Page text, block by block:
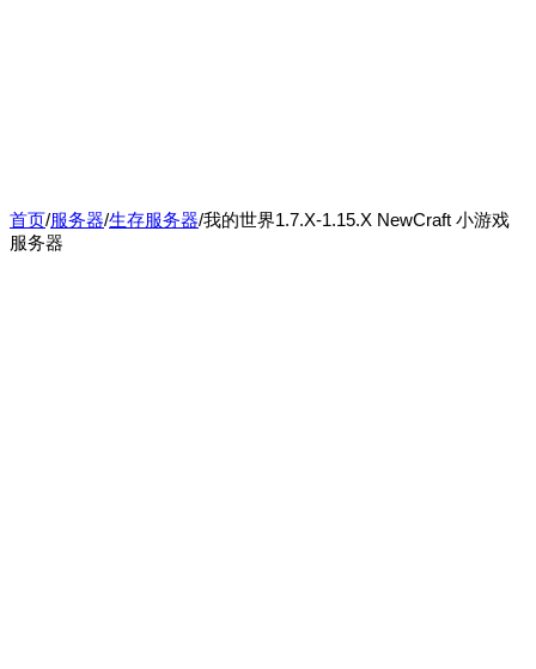
首页/服务器/生存服务器/我的世界1.7.X-1.15.X NewCraft 小游戏
服务器